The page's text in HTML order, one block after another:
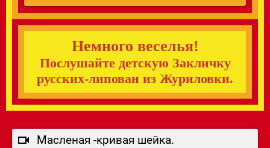
Немного веселья!
Послушайте детскую Закличку
русских-липован из Журиловки.
Масленая -кривая шейка.